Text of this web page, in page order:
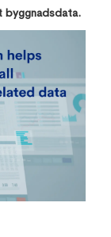
byggnadsdata.